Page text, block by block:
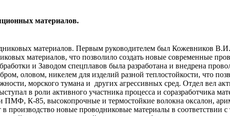
материалов.
материалов. Первым руководителем был Кожевников
материалов, что позволило создать новые современные
и Заводом спецплавов была разработана и внедрена
оловом, никелем для изделий разной теплостойкости, что
морского тумана и других агрессивных сред. Отдел вел
в роли активного участника процесса и соразработчика
ПМФ, К-85, высокопрочные и термостойкие волокна оксалон,
в производство новые проводниковые материалы в